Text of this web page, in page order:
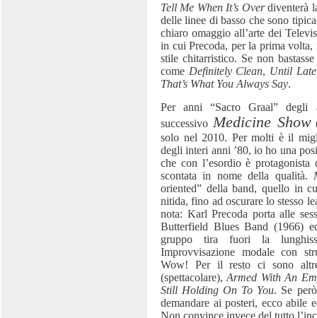
Tell Me When It’s Overdiventerà
delle linee di basso che sono
chiaro omaggio all’arte dei
in cui Precoda, per la prima
stile chitarristico. Se non
come Definitely Clean, Until
That’s What You Always Say.
Per anni “Sacro Graal” degli
successivo Medicine Show
solo nel 2010. Per molti è il
degli interi anni ’80, io ho una
che con l’esordio è
scontata in nome della qualità.
oriented” della band, quello in
nitida, fino ad oscurare lo stesso
nota: Karl Precoda porta alle
Butterfield Blues Band (1966)
gruppo tira fuori la
Improvvisazione modale con
Wow! Per il resto ci sono
(spettacolare),Armed With An
Still Holding On To You. Se
demandare ai posteri, ecco abile
Non convince invece del tutto